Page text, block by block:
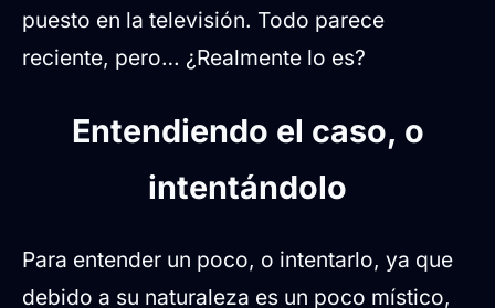
puesto en la televisión. Todo parece
reciente, pero… ¿Realmente lo es?
Entendiendo el caso, o
intentándolo
Para entender un poco, o intentarlo, ya que
debido a su naturaleza es un poco místico,